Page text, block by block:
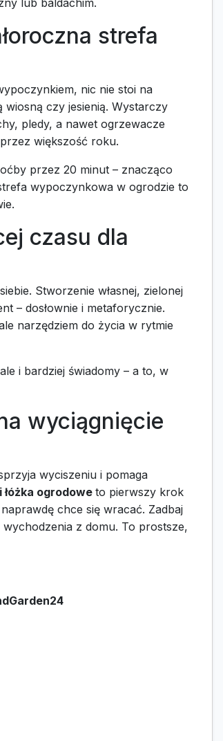
strefa
nic nie stoi na
czy jesienią. Wystarczy
pledy, a nawet ogrzewacze
większość roku.
przez 20 minut – znacząco
wypoczynkowa w ogrodzie to
czasu dla
Stworzenie własnej, zielonej
– dosłownie i metaforycznie.
narzędziem do życia w rytmie
i bardziej świadomy – a to, w
wyciągnięcie
wyciszeniu i pomaga
łóżka ogrodowe to pierwszy krok
chce się wracać. Zadbaj
z domu. To prostsze,